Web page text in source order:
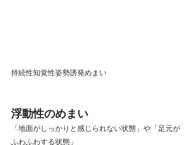
持続性知覚性姿勢誘発めまい
浮動性のめまい
「地面がしっかりと感じられない状態」や「足元が
ふわふわする状態」